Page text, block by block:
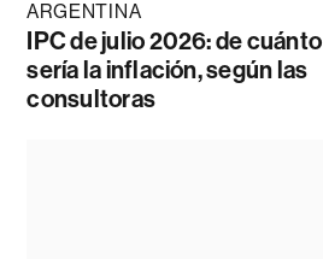
ARGENTINA
IPC de julio 2026: de cuánto
sería la inflación, según las
consultoras